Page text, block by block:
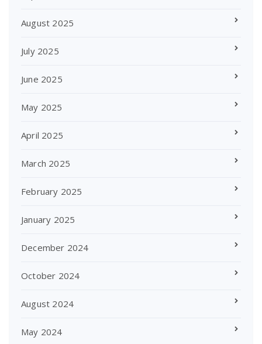
August 2025
July 2025
June 2025
May 2025
April 2025
March 2025
February 2025
January 2025
December 2024
October 2024
August 2024
May 2024